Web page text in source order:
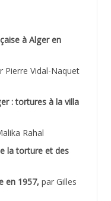
à Alger en
Pierre Vidal-Naquet
: tortures à la villa
Rahal
la torture et des
en 1957, par Gilles